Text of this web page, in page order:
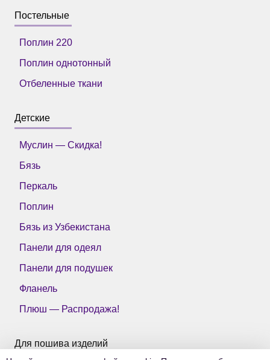
Постельные
Поплин 220
Поплин однотонный
Отбеленные ткани
Детские
Муслин — Скидка!
Бязь
Перкаль
Поплин
Бязь из Узбекистана
Панели для одеял
Панели для подушек
Фланель
Плюш — Распродажа!
Для пошива изделий